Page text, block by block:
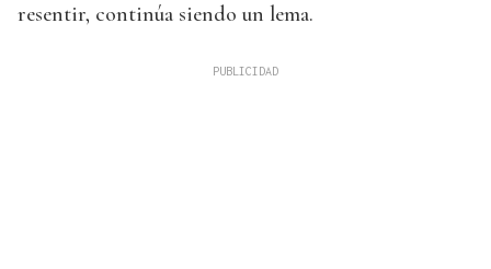
resentir, continúa siendo un lema.